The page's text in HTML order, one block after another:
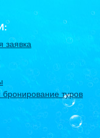
заявка
туров